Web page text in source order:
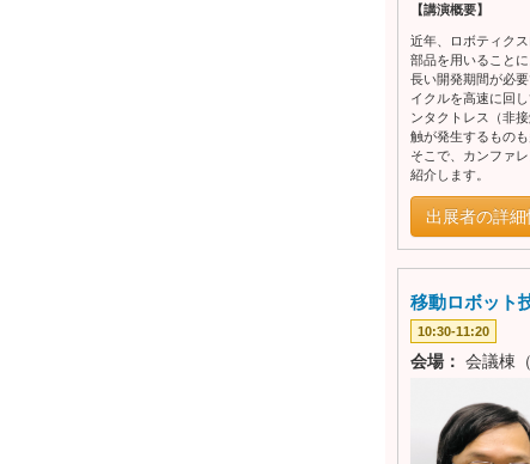
【講演概要】
近年、ロボティク
部品を用いること
長い開発期間が必
イクルを高速に回
ンタクトレス（非
触が発生するもの
そこで、カンファ
紹介します。
出展者の詳
移動ロボット
10:30-11:20
会場： 会議棟